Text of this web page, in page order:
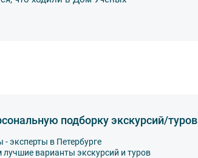
подборку экскурсий/туров
эксперты в Петербурге
варианты экскурсий и туров